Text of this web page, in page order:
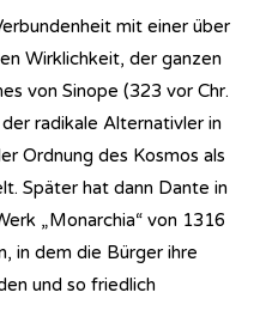
mit einer über
Wirklichkeit, der ganzen
von Sinope (323 vor Chr.
radikale Alternativler in
Ordnung des Kosmos als
Später hat dann Dante in
„Monarchia“ von 1316
in dem die Bürger ihre
und so friedlich